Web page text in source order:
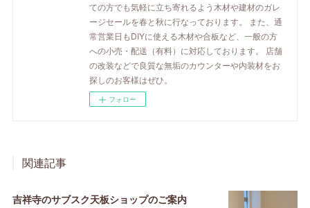
ての方でも気軽に立ち寄れるよう木材や建材のガレ
ージセールを春と秋に行なっております。 また、通
常営業日もDIYに使える木材や合板など、一般の方
への小売・配送（有料）に対応しております。 店舗
の改装などで良質な無垢のカウンターや内装材をお
探しのお客様はぜひ。
フォロー
関連記事
吉祥寺のサブスク天板ショップのご案内